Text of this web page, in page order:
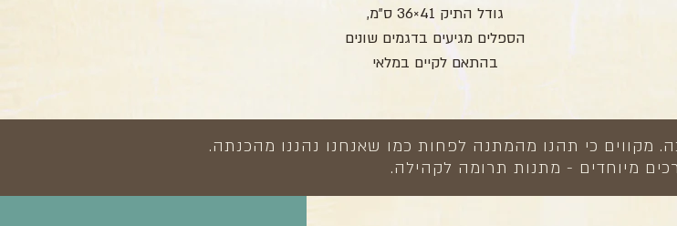
גודל התיק 41×36 ס”מ,
הספלים מגיעים בדגמים שונים
בהתאם לקיים במלאי
כי תהנו מהמתנה לפחות כמו שאנחנו נהננו מהכנתה.
מיוחדים - מתנות תרומה לקהילה.